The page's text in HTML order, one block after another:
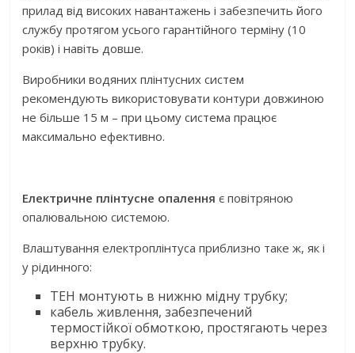
прилад від високих навантажень і забезпечить його
службу протягом усього гарантійного терміну (10
років) і навіть довше.
Виробники водяних плінтусних систем
рекомендують використовувати контури довжиною
не більше 15 м – при цьому система працює
максимально ефективно.
Електричне плінтусне опалення є повітряною
опалювальною системою.
Влаштування електроплінтуса приблизно таке ж, як і
у рідинного:
ТЕН монтують в нижню мідну трубку;
кабель живлення, забезпечений
термостійкої обмоткою, простягають через
верхню трубку.